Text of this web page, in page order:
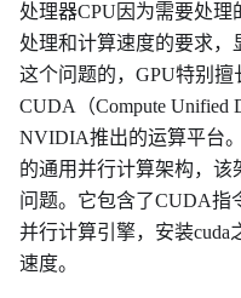
处理器CPU因为需要处
处理和计算速度的要求，
这个问题的，GPU特别
CUDA（Compute Unified
NVIDIA推出的运算平台
的通用并行计算架构，该
问题。它包含了CUDA指
并行计算引擎，安装cuda
速度。